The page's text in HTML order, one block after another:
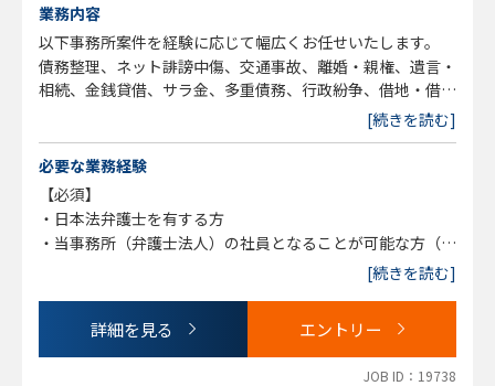
業務内容
以下事務所案件を経験に応じて幅広くお任せいたします。
債務整理、ネット誹謗中傷、交通事故、離婚・親権、遺言・
相続、金銭貸借、サラ金、多重債務、行政紛争、借地・借
家、労働問題、一般刑事、少年事件、犯罪被害者の支援、環
【業務に関する変更の範囲】
事業や所属部門の状況の変化等により、会社の指示する職務
内容へ変更することがあります
[続きを読む]
必要な業務経験
【必須】
・日本法弁護士を有する方
・当事務所（弁護士法人）の社員となることが可能な方（必
[続きを読む]
詳細を見る エントリー
JOB ID：19738